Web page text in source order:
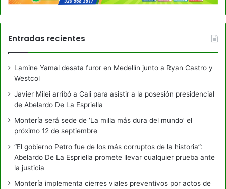
Entradas recientes
Lamine Yamal desata furor en Medellín junto a Ryan Castro y
Westcol
Javier Milei arribó a Cali para asistir a la posesión presidencial
de Abelardo De La Espriella
Montería será sede de ‘La milla más dura del mundo’ el
próximo 12 de septiembre
“El gobierno Petro fue de los más corruptos de la historia”:
Abelardo De La Espriella promete llevar cualquier prueba ante
la justicia
Montería implementa cierres viales preventivos por actos de